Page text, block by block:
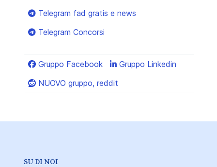
Telegram fad gratis e news
Telegram Concorsi
Gruppo Facebook
Gruppo Linkedin
NUOVO gruppo, reddit
SU DI NOI